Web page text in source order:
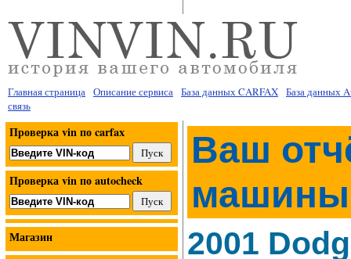
Главная страница Описание сервиса База данных CARFAX База данных
связь
Проверка vin по carfax
Проверка vin по autocheck
Магазин
Ваш
машины
2001